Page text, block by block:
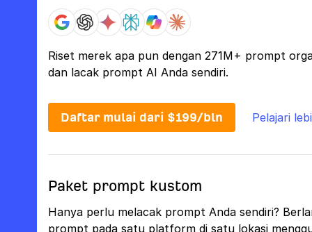
Riset merek apa pun dengan 271M+ prompt
dan lacak prompt AI Anda sendiri.
Daftar mulai dari $199/bln Pelajari
Paket prompt kustom
Hanya perlu melacak prompt Anda sendiri?
prompt pada satu platform di satu lokasi